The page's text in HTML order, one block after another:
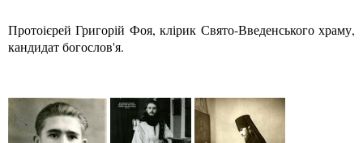
Протоієрей Григорій Фоя, клірик Свято-Введенського храму,
кандидат богослов'я.